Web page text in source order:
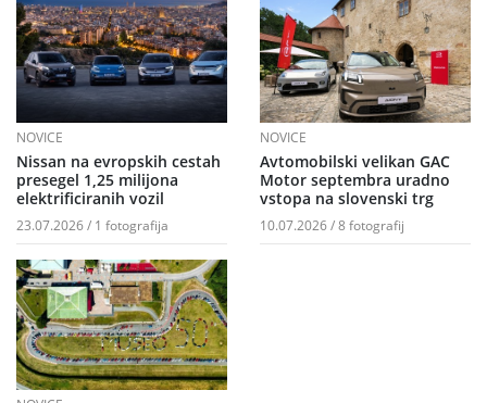
NOVICE
Nissan na evropskih cestah
presegel 1,25 milijona
elektrificiranih vozil
23.07.2026 / 1 fotografija
NOVICE
Avtomobilski velikan GAC
Motor septembra uradno
vstopa na slovenski trg
10.07.2026 / 8 fotografij